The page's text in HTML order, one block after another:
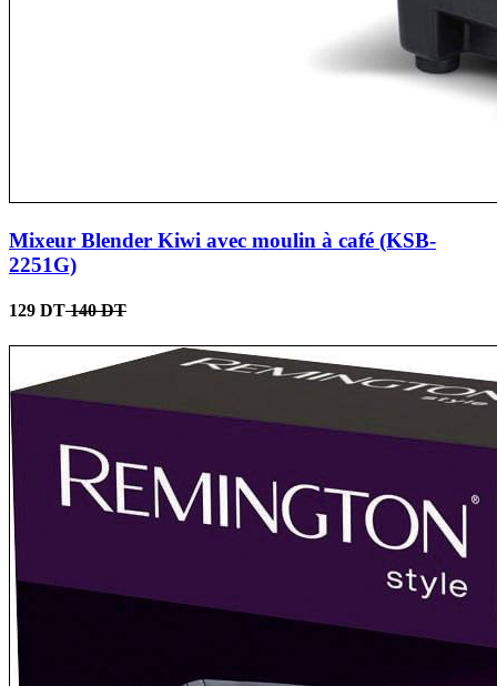
Mixeur Blender Kiwi avec moulin à café (KSB-
2251G)
129 DT140 DT